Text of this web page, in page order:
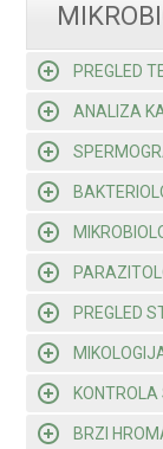
PREGLED
ANALIZA
PREGLED
KONTROLA
BRZI